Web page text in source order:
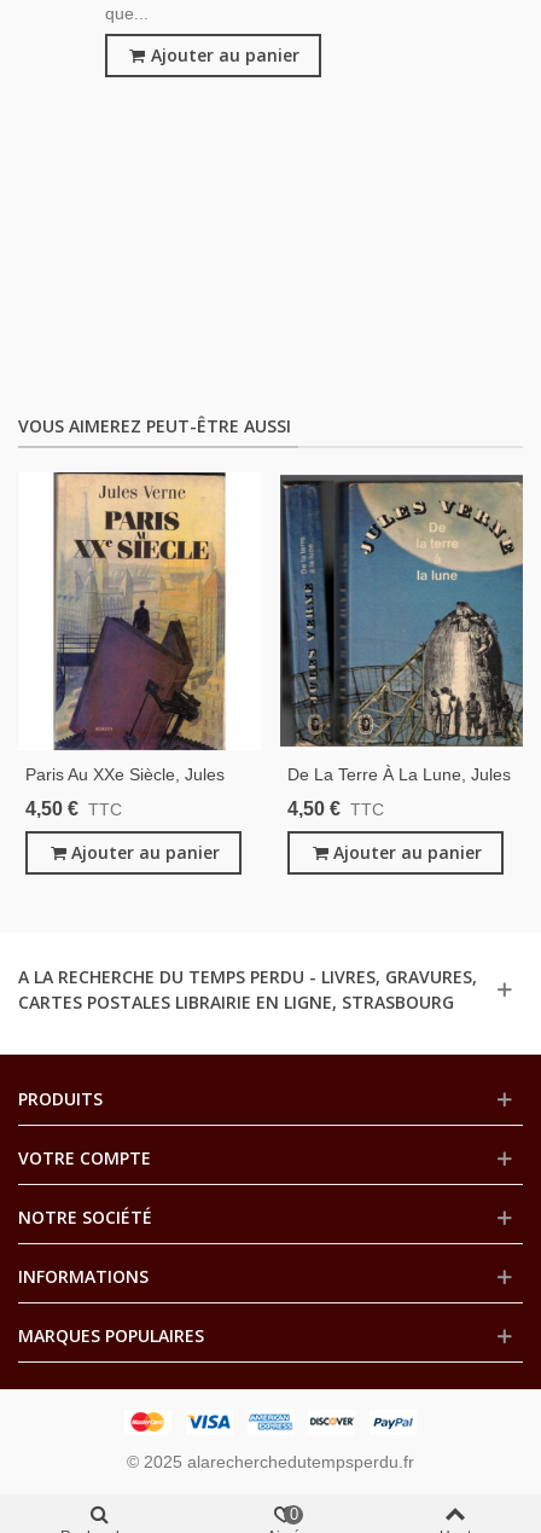
que...
Ajouter au panier
VOUS AIMEREZ PEUT-ÊTRE AUSSI
Paris Au XXe Siècle, Jules
Verne, 1994 - Science-
Fantastique,
4,50 € TTC
Ajouter au panier
De La Terre À La Lune, Jules
Verne, 1966 - Science-
4,50 € TTC
Ajouter au panier
A LA RECHERCHE DU TEMPS PERDU - LIVRES, GRAVURES,
CARTES POSTALES LIBRAIRIE EN LIGNE, STRASBOURG
PRODUITS
VOTRE COMPTE
NOTRE SOCIÉTÉ
INFORMATIONS
MARQUES POPULAIRES
© 2025 alarecherchedutempsperdu.fr
0